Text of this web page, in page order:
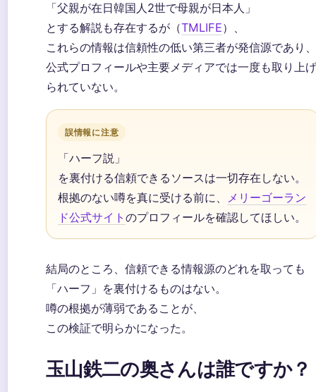
「父親が在日韓国人2世で母親が日本人」
とする解説も存在するが（TMLIFE）、
これらの情報は信頼性の低い第三者が発信源であり、
公式プロフィールや主要メディアでは一度も取り上げ
られていない。
誤情報に注意
「ハーフ説」
を裏付ける信頼できるソースは一切存在しない。
根拠のない噂を真に受ける前に、 メリーゴーラン
ド公式サイト のプロフィールを確認してほしい。
結局のところ、信頼できる情報源のどれを取っても
「ハーフ」を裏付けるものはない。
噂の根拠が薄弱であることが、
この検証で明らかになった。
玉山鉄二の奥さんは誰ですか？